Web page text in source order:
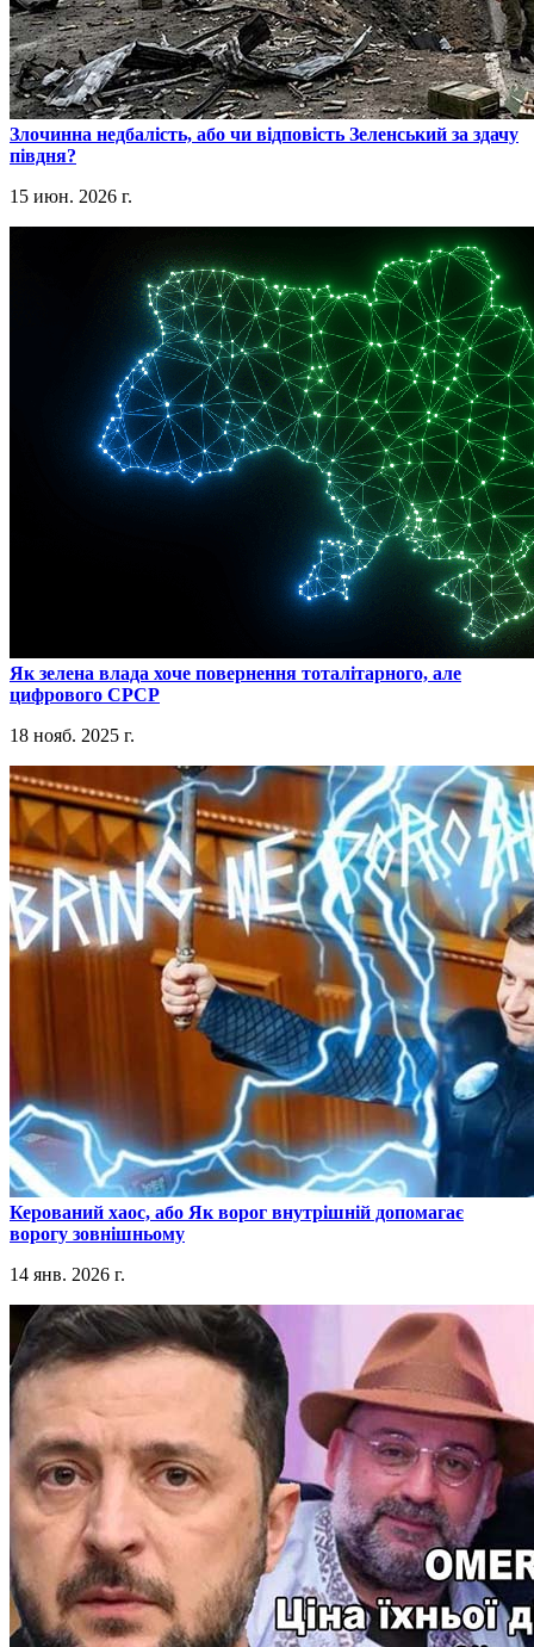
​Злочинна недбалість, або чи відповість Зеленський за здачу
півдня?
15 июн. 2026 г.
​Як зелена влада хоче повернення тоталітарного, але
цифрового СРСР
18 нояб. 2025 г.
​Керований хаос, або Як ворог внутрішній допомагає
ворогу зовнішньому
14 янв. 2026 г.